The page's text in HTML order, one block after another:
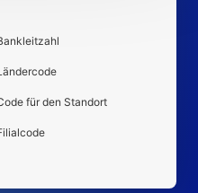
für den Standort